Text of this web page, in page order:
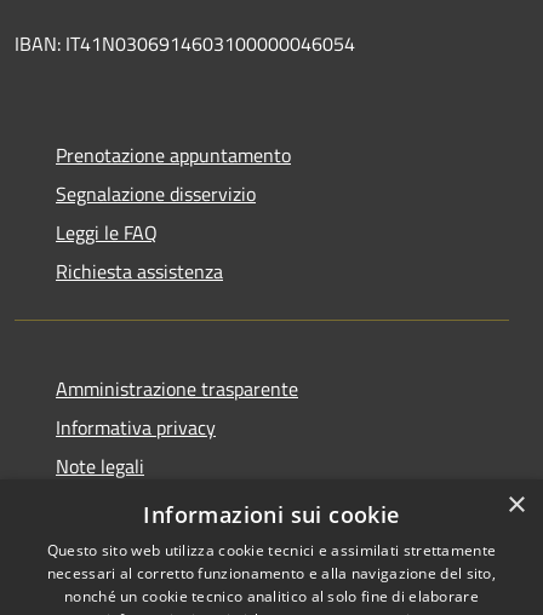
IBAN: IT41N0306914603100000046054
Prenotazione appuntamento
Segnalazione disservizio
Leggi le FAQ
Richiesta assistenza
Amministrazione trasparente
Informativa privacy
Note legali
Dichiarazione di accessibilità
×
Informazioni sui cookie
Questo sito web utilizza cookie tecnici e assimilati strettamente
necessari al corretto funzionamento e alla navigazione del sito,
nonché un cookie tecnico analitico al solo fine di elaborare